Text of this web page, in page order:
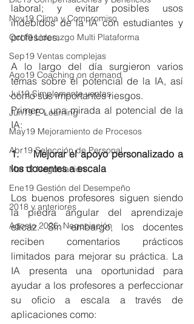
Nov19 Clima y Compromiso
Oct19 Liderazgo Multi Plataforma
Sep19 Ventas complejas
Ago19 Coaching on demand
Jul19 Simplemente ventas
Jun19 E-Learning
May19 Mejoramiento de Procesos
Abr19 Selección de Personal
Mar19 Negociación
Ene19 Gestión del Desempeño
2018 y anteriores
Agosto 2026: Negociación
laboral; y evitar posibles usos
indebidos de la IA con estudiantes y
profesores.
A lo largo del día surgieron varios
temas sobre el potencial de la IA, así
como sus importantes riesgos.
Primero, una mirada al potencial de la
IA:
1.    Mejorar el apoyo personalizado a
los docentes a escala
Los buenos profesores siguen siendo
la piedra angular del aprendizaje
eficaz. Sin embargo, los docentes
reciben comentarios prácticos
limitados para mejorar su práctica. La
IA presenta una oportunidad para
ayudar a los profesores a perfeccionar
su oficio a escala a través de
aplicaciones como: